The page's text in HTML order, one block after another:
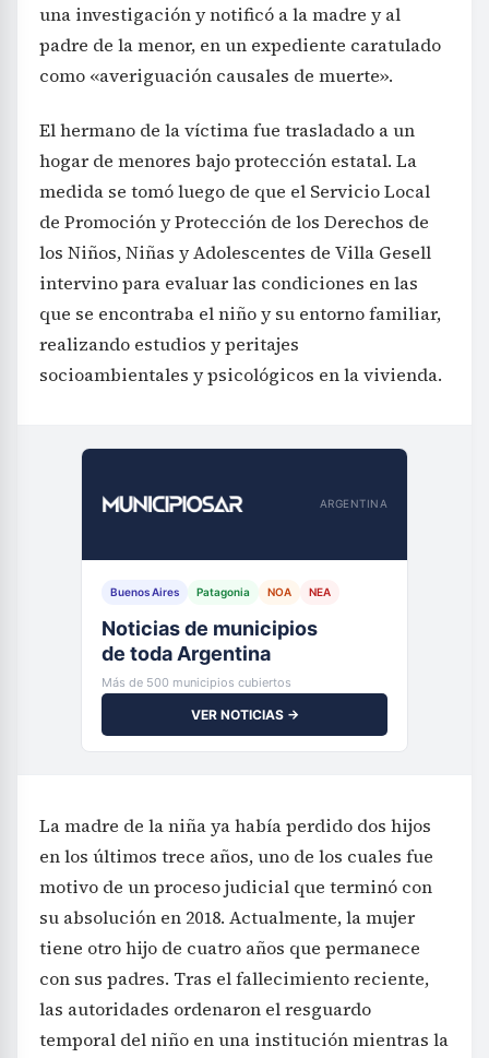
una investigación y notificó a la madre y al
padre de la menor, en un expediente caratulado
como «averiguación causales de muerte».
El hermano de la víctima fue trasladado a un
hogar de menores bajo protección estatal. La
medida se tomó luego de que el Servicio Local
de Promoción y Protección de los Derechos de
los Niños, Niñas y Adolescentes de Villa Gesell
intervino para evaluar las condiciones en las
que se encontraba el niño y su entorno familiar,
realizando estudios y peritajes
socioambientales y psicológicos en la vivienda.
ARGENTINA
Buenos Aires Patagonia NOA NEA
Noticias de municipios
de toda Argentina
Más de 500 municipios cubiertos
VER NOTICIAS →
La madre de la niña ya había perdido dos hijos
en los últimos trece años, uno de los cuales fue
motivo de un proceso judicial que terminó con
su absolución en 2018. Actualmente, la mujer
tiene otro hijo de cuatro años que permanece
con sus padres. Tras el fallecimiento reciente,
las autoridades ordenaron el resguardo
temporal del niño en una institución mientras la